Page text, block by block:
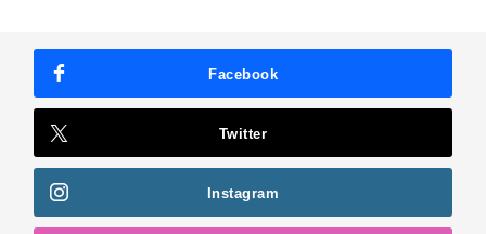
Facebook
Twitter
Instagram